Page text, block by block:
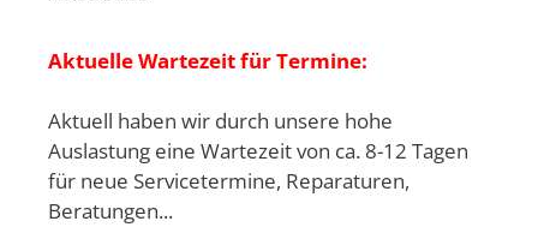
Aktuelle Wartezeit für Termine:
Aktuell haben wir durch unsere hohe
Auslastung eine Wartezeit von ca. 8-12 Tagen
für neue Servicetermine, Reparaturen,
Beratungen...